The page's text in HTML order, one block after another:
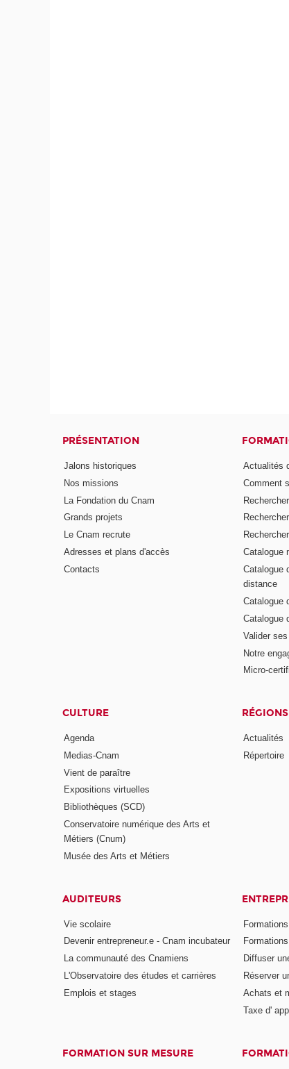
PRÉSENTATION
Jalons historiques
Nos missions
La Fondation du Cnam
Grands projets
Le Cnam recrute
Adresses et plans d'accès
Contacts
Actualités
Comment
Catalogue
Catalogue
distance
Catalogue
Catalogue
Valider
Notre
Micro-
CULTURE
Agenda
Medias-Cnam
Vient de paraître
Expositions virtuelles
Bibliothèques (SCD)
Conservatoire numérique des Arts et
Métiers (Cnum)
Musée des Arts et Métiers
RÉGIONS
Actualités
Répertoire
AUDITEURS
Vie scolaire
Devenir entrepreneur.e - Cnam incubateur
La communauté des Cnamiens
L'Observatoire des études et carrières
Emplois et stages
Diffuser
Réserver
Achats et
Taxe d'
FORMATION SUR MESURE